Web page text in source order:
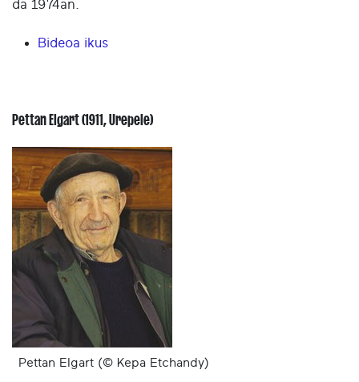
da 1974an.
Bideoa ikus
Pettan Elgart (1911, Urepele)
Pettan Elgart (© Kepa Etchandy)